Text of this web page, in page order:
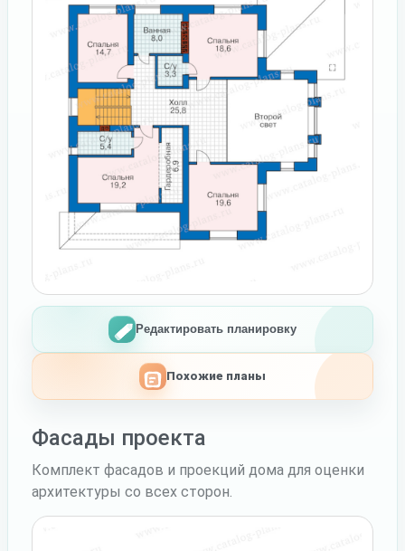
Редактировать планировку
Похожие планы
Фасады проекта
Комплект фасадов и проекций дома для оценки
архитектуры со всех сторон.